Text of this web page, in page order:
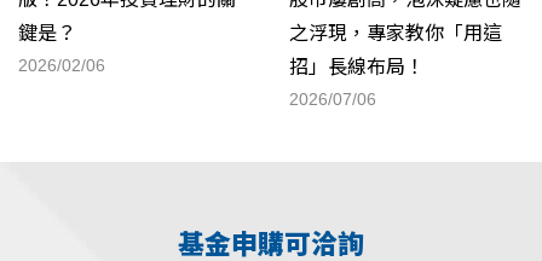
鍵是？
2026/02/06
之浮現，專家教你「用這
招」長線布局！
2026/07/06
基金申購可洽詢